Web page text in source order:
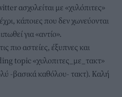
ασχολείται με «χυλόπιτες»
κάποιες που δεν χωνεύονται
για «αντίο».
πιο αστείες, έξυπνες και
topic «χυλοπιτες_με_τακτ»
-βασικά καθόλου- τακτ). Καλή